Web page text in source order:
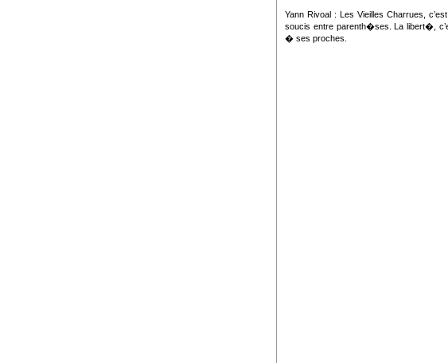
Yann Rivoal : Les Vieilles Charrues,
soucis entre parenth�ses. La libert�,
� ses proches.